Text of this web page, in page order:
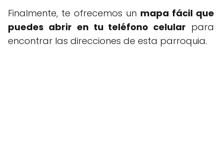
Finalmente, te ofrecemos un mapa fácil que
puedes abrir en tu teléfono celular para
encontrar las direcciones de esta parroquia.